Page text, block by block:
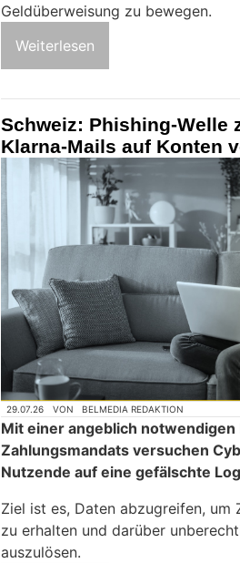
Geldüberweisung zu bewegen.
Weiterlesen
Schweiz: Phishing-Welle
Klarna-Mails auf Konten
29.07.26 VON BELMEDIA REDAKTION
Mit einer angeblich notwendigen
Zahlungsmandats versuchen
Nutzende auf eine gefälschte
Ziel ist es, Daten abzugreifen, um
zu erhalten und darüber
auszulösen.